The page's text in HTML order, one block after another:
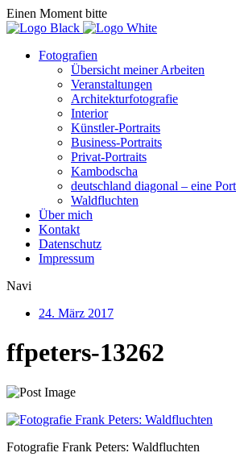
Einen Moment bitte
Fotografien
Übersicht meiner Arbeiten
Veranstaltungen
Architekturfotografie
Interior
Künstler-Portraits
Business-Portraits
Privat-Portraits
Kambodscha
deutschland diagonal – eine
Waldfluchten
Über mich
Kontakt
Datenschutz
Impressum
Navi
24. März 2017
ffpeters-13262
Fotografie Frank Peters: Waldfluchten